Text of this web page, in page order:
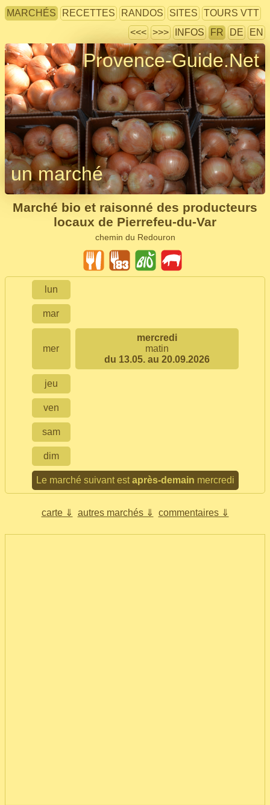
MARCHÉS RECETTES RANDOS SITES
TOURS VTT
<<< >>> INFOS FR DE EN
Provence-Guide.Net
un marché
Marché bio et raisonné des producteurs
locaux de Pierrefeu-du-Var
chemin du Redouron
lun
mar
mer
mercredi
matin
du 13.05. au 20.09.2026
jeu
ven
sam
dim
Le marché suivant estaprès-demain mercredi
carte ⇓ autres marchés ⇓ commentaires ⇓